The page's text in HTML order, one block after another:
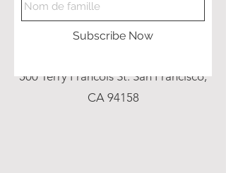
info@mysite.com
500 Terry Francois St. San Francisco,
CA 94158
Subscribe Now